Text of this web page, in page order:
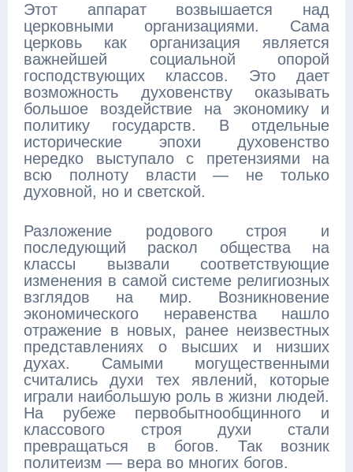
Этот аппарат возвышается над
церковными организациями. Сама
церковь как организация является
важнейшей социальной опорой
господствующих классов. Это дает
возможность духовенству оказывать
большое воздействие на экономику и
политику государств. В отдельные
исторические эпохи духовенство
нередко выступало с претензиями на
всю полноту власти — не только
духовной, но и светской.
Разложение родового строя и
последующий раскол общества на
классы вызвали соответствующие
изменения в самой системе религиозных
взглядов на мир. Возникновение
экономического неравенства нашло
отражение в новых, ранее неизвестных
представлениях о высших и низших
духах. Самыми могущественными
считались духи тех явлений, которые
играли наибольшую роль в жизни людей.
На рубеже первобытнообщинного и
классового строя духи стали
превращаться в богов. Так возник
политеизм — вера во многих богов.